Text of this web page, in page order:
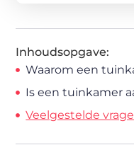
Inhoudsopgave:
Waarom een
Is een tuinkamer
Veelgestelde